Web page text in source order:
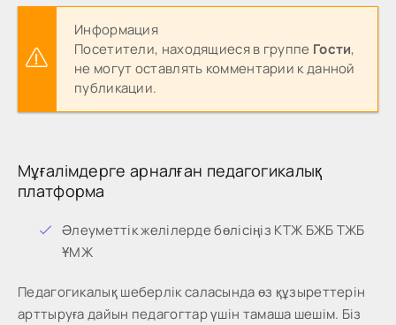
Информация
Посетители, находящиеся в группе Гости,
не могут оставлять комментарии к данной
публикации.
Мұғалімдерге арналған педагогикалық
платформа
Әлеуметтік желілерде бөлісіңіз КТЖ БЖБ ТЖБ
ҰМЖ
Педагогикалық шеберлік саласында өз құзыреттерін
арттыруға дайын педагогтар үшін тамаша шешім. Біз